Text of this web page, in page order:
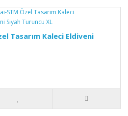
Tasarım Kaleci Eldiveni